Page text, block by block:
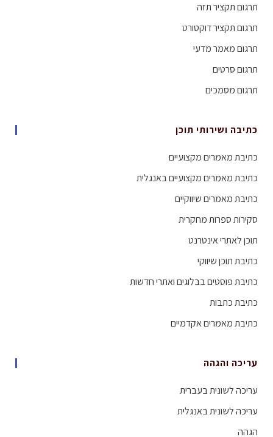
תרגום תקציר תזה
תרגום תקציר דוקטורט
תרגום מאמר מדעי
תרגום סרטים
תרגום מסמכים
כתיבה ושירותי תוכן
כתיבת מאמרים מקצועיים
כתיבת מאמרים מקצועיים באנגלית
כתיבת מאמרים שיווקיים
סקירות ספרות מחקרית
תוכן לאתרי אינטרנט
כתיבת תוכן שיווקי
כתיבת פוסטים בבלוגים ואתרי חדשות
כתיבת כתבות
כתיבת מאמרים אקדמיים
עריכה והגהה
עריכה לשונית בעברית
עריכה לשונית באנגלית
הגהה